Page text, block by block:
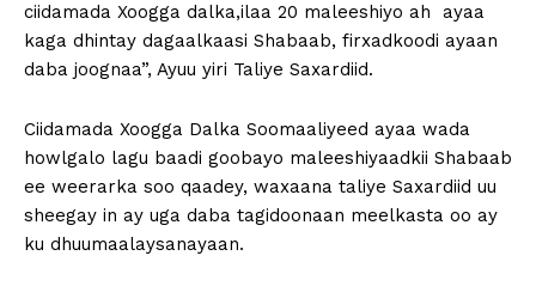
ciidamada Xoogga dalka,ilaa 20 maleeshiyo ah ayaa
kaga dhintay dagaalkaasi Shabaab, firxadkoodi ayaan
daba joognaa”, Ayuu yiri Taliye Saxardiid.
Ciidamada Xoogga Dalka Soomaaliyeed ayaa wada
howlgalo lagu baadi goobayo maleeshiyaadkii Shabaab
ee weerarka soo qaadey, waxaana taliye Saxardiid uu
sheegay in ay uga daba tagidoonaan meelkasta oo ay
ku dhuumaalaysanayaan.